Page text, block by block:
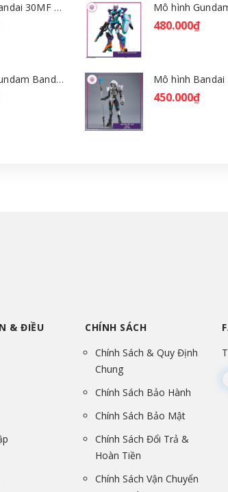
Mô hình Bandai 30MF Rosan Wizard [GDB] [30MF]
480.000₫
Mô hình Gundam Bandai HGGQ Xavier's Gyan Hakuji-Packs 1/144 [GDB] [BHG]
450.000₫
& ĐIỀU
CHÍNH SÁCH
Chính Sách & Quy Định
Chung
Chính Sách Bảo Hành
Chính Sách Bảo Mật
Chính Sách Đổi Trả &
Hoàn Tiền
Chính Sách Vận Chuyển